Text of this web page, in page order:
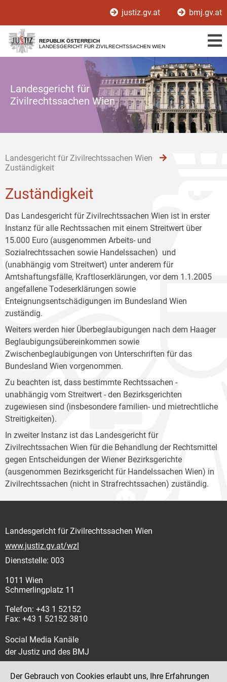
[1]
[2]
[3]
justiz.gv.at bmj.gv.at
REPUBLIK ÖSTERREICH
LANDESGERICHT FÜR ZIVILRECHTSSACHEN WIEN
Landesgericht für
Zivilrechtssachen Wien
Landesgericht für Zivilrechtssachen Wien
Zuständigkeit
Zuständigkeit
Das Landesgericht für Zivilrechtssachen Wien ist in erster
Instanz für alle Rechtssachen mit einem Streitwert über
15.000 Euro (ausgenommen Arbeits- und
Sozialrechtssachen sowie Handelssachen) und
(unabhängig vom Streitwert) unter anderem für
Amtshaftungsfälle, Kraftloserklärungen, vor dem 1.1.2005
angefallene Todeserklärungen sowie
Enteignungsentschädigungen im Bundesland Wien
zuständig.
Weiters werden hier Überbeglaubigungen nach dem Haager
Beglaubigungsübereinkommen sowie
Zwischenbeglaubigungen von Unterschriften für das
Bundesland Wien vorgenommen.
Zu beachten ist, dass bestimmte Rechtssachen -
unabhängig vom Streitwert - den Bezirksgerichten
zugewiesen sind (insbesondere familien- und mietrechtliche
Streitigkeiten).
In zweiter Instanz ist das Landesgericht für
Zivilrechtssachen Wien für die Behandlung der Rechtsmittel
gegen Entscheidungen der Wiener Bezirksgerichte
(ausgenommen Bezirksgericht für Handelssachen Wien) in
Zivilrechtssachen (nicht in Strafrechtssachen) zuständig.
Landesgericht für Zivilrechtssachen Wien
www.justiz.gv.at/wzl
Dienststelle: 003
1011 Wien
Schmerlingplatz 11
Telefon: +43 1 52152
Fax: +43 1 52152 3810
Social Media Kanäle
der Justiz und des BMJ
Der Gebrauch von Cookies erlaubt uns, Ihre Erfahrungen